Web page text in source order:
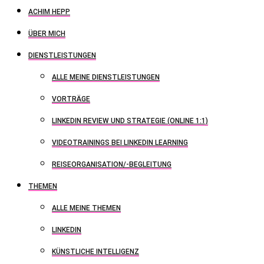
ACHIM HEPP
ÜBER MICH
DIENSTLEISTUNGEN
ALLE MEINE DIENSTLEISTUNGEN
VORTRÄGE
LINKEDIN REVIEW UND STRATEGIE (ONLINE 1:1)
VIDEOTRAININGS BEI LINKEDIN LEARNING
REISEORGANISATION/-BEGLEITUNG
THEMEN
ALLE MEINE THEMEN
LINKEDIN
KÜNSTLICHE INTELLIGENZ